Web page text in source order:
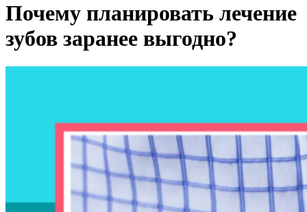
Почему планировать лечение
зубов заранее выгодно?